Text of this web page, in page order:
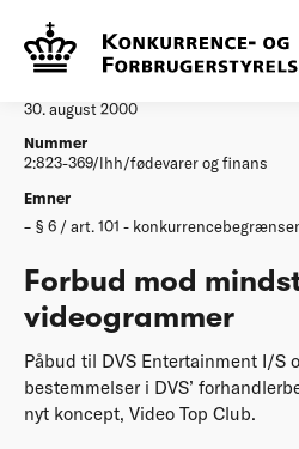
Afgørelser
30. august 2000
Nummer
2:823-369/lhh/fødevarer og finans
Emner
§ 6 / art. 101 -
Forbud mod
videogrammer
Påbud til DVS Entertainment I/S
bestemmelser i DVS’
nyt koncept, Video Top Club.